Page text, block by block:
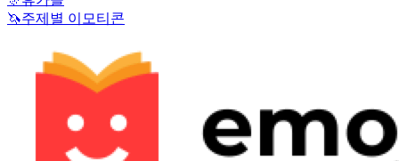
🦄주제별 이모티콘